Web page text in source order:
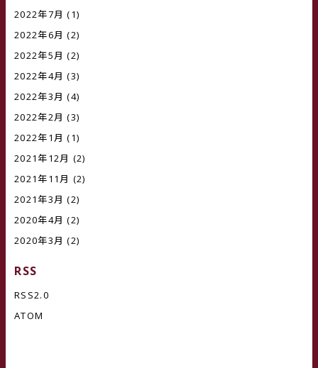
2022年7月 (1)
2022年6月 (2)
2022年5月 (2)
2022年4月 (3)
2022年3月 (4)
2022年2月 (3)
2022年1月 (1)
2021年12月 (2)
2021年11月 (2)
2021年3月 (2)
2020年4月 (2)
2020年3月 (2)
RSS
RSS2.0
ATOM